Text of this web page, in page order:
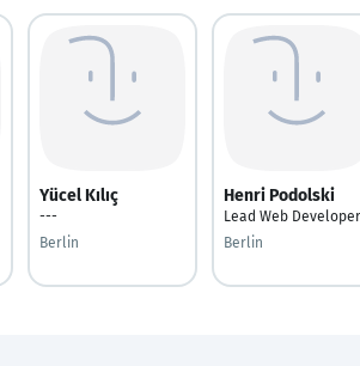
Yücel Kılıç
---
Berlin
Henri Podolski
Lead Web Developer
Berlin